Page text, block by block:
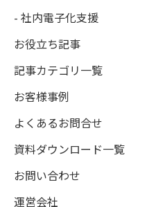
- 社内電子化支援
お役立ち記事
記事カテゴリ一覧
お客様事例
よくあるお問合せ
資料ダウンロード一覧
お問い合わせ
運営会社